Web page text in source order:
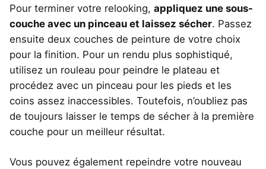
Pour terminer votre relooking, appliquez une sous-
couche avec un pinceau et laissez sécher. Passez
ensuite deux couches de peinture de votre choix
pour la finition. Pour un rendu plus sophistiqué,
utilisez un rouleau pour peindre le plateau et
procédez avec un pinceau pour les pieds et les
coins assez inaccessibles. Toutefois, n’oubliez pas
de toujours laisser le temps de sécher à la première
couche pour un meilleur résultat.
Vous pouvez également repeindre votre nouveau